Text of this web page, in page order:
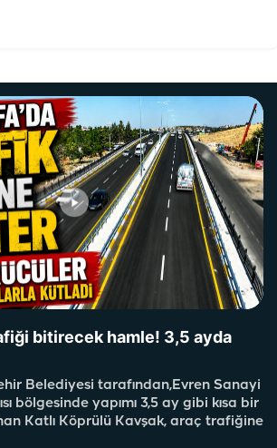
bitirecek hamle! 3,5 ayda
Belediyesi tarafından,Evren Sanayi
bölgesinde yapımı 3,5 ay gibi kısa bir
Katlı Köprülü Kavşak, araç trafiğine